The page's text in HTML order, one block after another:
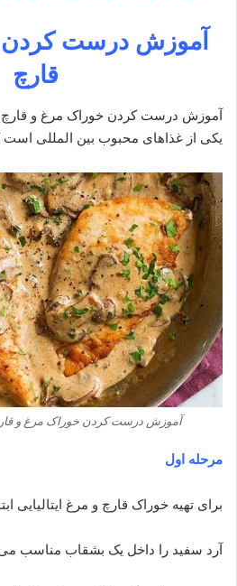
آموزش درست کردن
قارچ
آموزش درست کردن خوراک مرغ و
یکی از غذاهای محبوب بین المللی است
آموزش درست کردن خوراک مرغ و
مرحله اول
برای تهیه خوراک قارچ و مرغ ایتالیایی
آرد سفید را داخل یک بشقاب مناسب می